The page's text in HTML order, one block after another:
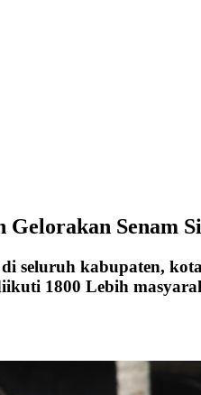
Gelorakan Senam
seluruh kabupaten,
1800 Lebih